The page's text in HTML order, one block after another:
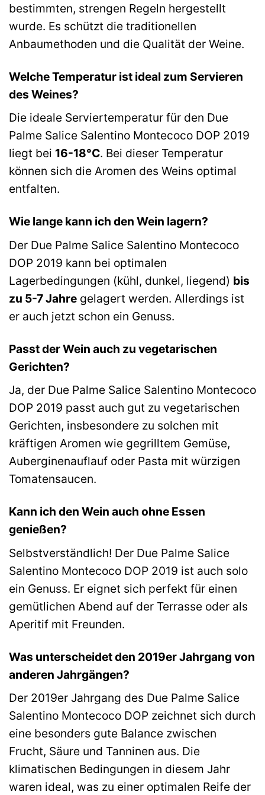
bestimmten, strengen Regeln hergestellt
wurde. Es schützt die traditionellen
Anbaumethoden und die Qualität der Weine.
Welche Temperatur ist ideal zum Servieren
des Weines?
Die ideale Serviertemperatur für den Due
Palme Salice Salentino Montecoco DOP 2019
liegt bei 16-18°C. Bei dieser Temperatur
können sich die Aromen des Weins optimal
entfalten.
Wie lange kann ich den Wein lagern?
Der Due Palme Salice Salentino Montecoco
DOP 2019 kann bei optimalen
Lagerbedingungen (kühl, dunkel, liegend) bis
zu 5-7 Jahre gelagert werden. Allerdings ist
er auch jetzt schon ein Genuss.
Passt der Wein auch zu vegetarischen
Gerichten?
Ja, der Due Palme Salice Salentino Montecoco
DOP 2019 passt auch gut zu vegetarischen
Gerichten, insbesondere zu solchen mit
kräftigen Aromen wie gegrilltem Gemüse,
Auberginenauflauf oder Pasta mit würzigen
Tomatensaucen.
Kann ich den Wein auch ohne Essen
genießen?
Selbstverständlich! Der Due Palme Salice
Salentino Montecoco DOP 2019 ist auch solo
ein Genuss. Er eignet sich perfekt für einen
gemütlichen Abend auf der Terrasse oder als
Aperitif mit Freunden.
Was unterscheidet den 2019er Jahrgang von
anderen Jahrgängen?
Der 2019er Jahrgang des Due Palme Salice
Salentino Montecoco DOP zeichnet sich durch
eine besonders gute Balance zwischen
Frucht, Säure und Tanninen aus. Die
klimatischen Bedingungen in diesem Jahr
waren ideal, was zu einer optimalen Reife der